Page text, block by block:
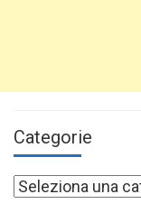
Categorie
Categorie